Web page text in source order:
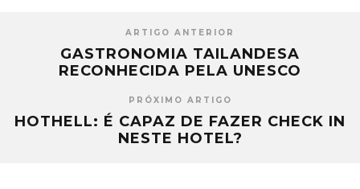
ARTIGO ANTERIOR
GASTRONOMIA TAILANDESA
RECONHECIDA PELA UNESCO
PRÓXIMO ARTIGO
HOTHELL: É CAPAZ DE FAZER CHECK IN
NESTE HOTEL?